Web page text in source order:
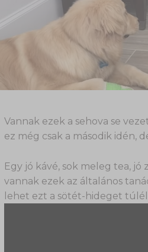
Vannak ezek a sehova se
ez még csak a második idén,
Egy jó kávé, sok meleg tea,
vannak ezek az általános
lehet ezt a sötét-hideget